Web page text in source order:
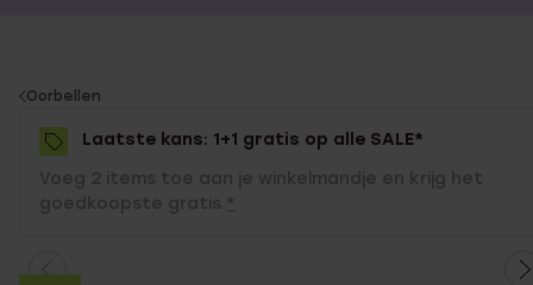
You
are
here:
Oorbellen
Laatste kans: 1+1 gratis op alle SALE*
Voeg 2 items toe aan je winkelmandje en krijg het
goedkoopste gratis. *